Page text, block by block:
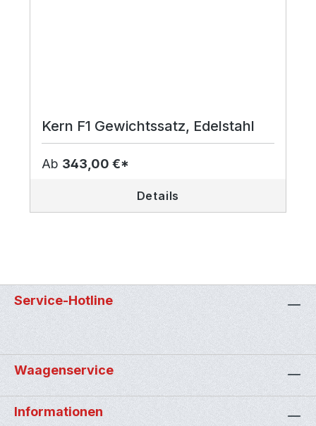
Kern F1 Gewichtssatz, Edelstahl
Ab 343,00 €*
Details
Service-Hotline
Waagenservice
Informationen